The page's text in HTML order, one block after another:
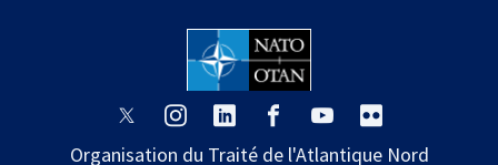
s’ouvre
un
s’ouvre
un
s’ouvre
un
s’ouvre
un
s’ouvre
un
un
Organisation du Traité de l'Atlantique Nord